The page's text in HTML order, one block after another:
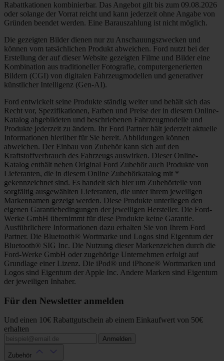
Rabattkationen kombinierbar. Das Angebot gilt bis zum 09.08.2026
oder solange der Vorrat reicht und kann jederzeit ohne Angabe von
Gründen beendet werden. Eine Barauszahlung ist nicht möglich.
Die gezeigten Bilder dienen nur zu Anschauungszwecken und
können vom tatsächlichen Produkt abweichen. Ford nutzt bei der
Erstellung der auf dieser Website gezeigten Filme und Bilder eine
Kombination aus traditioneller Fotografie, computergenerierten
Bildern (CGI) von digitalen Fahrzeugmodellen und generativer
künstlicher Intelligenz (Gen-AI).
Ford entwickelt seine Produkte ständig weiter und behält sich das
Recht vor, Spezifikationen, Farben und Preise der in diesem Online-
Katalog abgebildeten und beschriebenen Fahrzeugmodelle und
Produkte jederzeit zu ändern. Ihr Ford Partner hält jederzeit aktuelle
Informationen hierüber für Sie bereit. Abbildungen können
abweichen. Der Einbau von Zubehör kann sich auf den
Kraftstoffverbrauch des Fahrzeugs auswirken. Dieser Online-
Katalog enthält neben Original Ford Zubehör auch Produkte von
Lieferanten, die in diesem Online Zubehörkatalog mit *
gekennzeichnet sind. Es handelt sich hier um Zubehörteile von
sorgfältig ausgewählten Lieferanten, die unter ihrem jeweiligen
Markennamen gezeigt werden. Diese Produkte unterliegen den
eigenen Garantiebedingungen der jeweiligen Hersteller. Die Ford-
Werke GmbH übernimmt für diese Produkte keine Garantie.
Ausführlichere Informationen dazu erhalten Sie von Ihrem Ford
Partner. Die Bluetooth® Wortmarke und Logos sind Eigentum der
Bluetooth® SIG Inc. Die Nutzung dieser Markenzeichen durch die
Ford-Werke GmbH oder zugehörige Unternehmen erfolgt auf
Grundlage einer Lizenz. Die iPod® und iPhone® Wortmarken und
Logos sind Eigentum der Apple Inc. Andere Marken sind Eigentum
der jeweiligen Inhaber.
Für den Newsletter anmelden
Und einen 10€ Rabattgutschein ab einem Einkaufwert von 50€
erhalten
Anmelden
Zubehör